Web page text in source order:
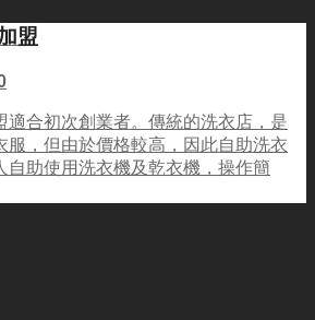
盟
適合初次創業者。傳統的洗衣店，是
服，但由於價格較高，因此自助洗衣
自助使用洗衣機及乾衣機，操作簡